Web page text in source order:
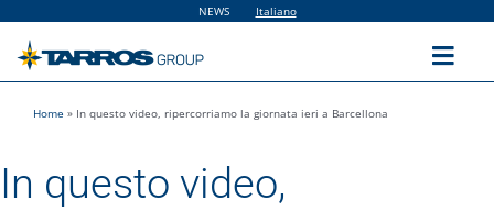
contenuto
NEWS Italiano
Home
The Group
Home » In questo video, ripercorriamo la giornata ieri a Barcellona
In questo video,